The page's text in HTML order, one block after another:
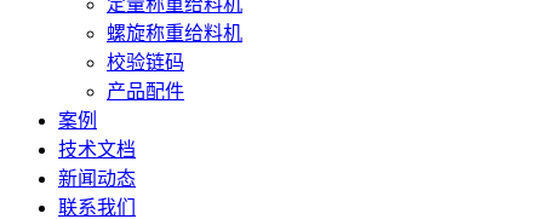
定量称重给料机
螺旋称重给料机
校验链码
产品配件
案例
技术文档
新闻动态
联系我们